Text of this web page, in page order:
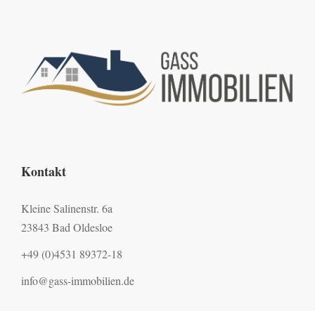
Kontakt
Kleine Salinenstr. 6a
23843 Bad Oldesloe
+49 (0)4531 89372-18
info@gass-immobilien.de